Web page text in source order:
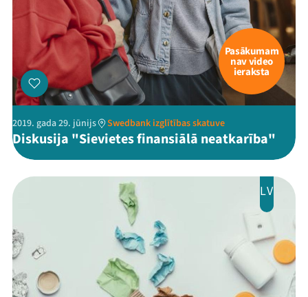
Pasākumam
nav video
ieraksta
2019. gada 29. jūnijs Swedbank izglītības skatuve
Diskusija "Sievietes finansiālā neatkarība"
LV